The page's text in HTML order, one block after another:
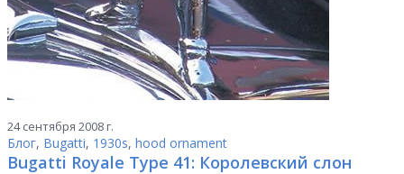
24 сентября 2008 г.
Блог, Bugatti, 1930s, hood ornament
Bugatti Royale Type 41: Королевский слон